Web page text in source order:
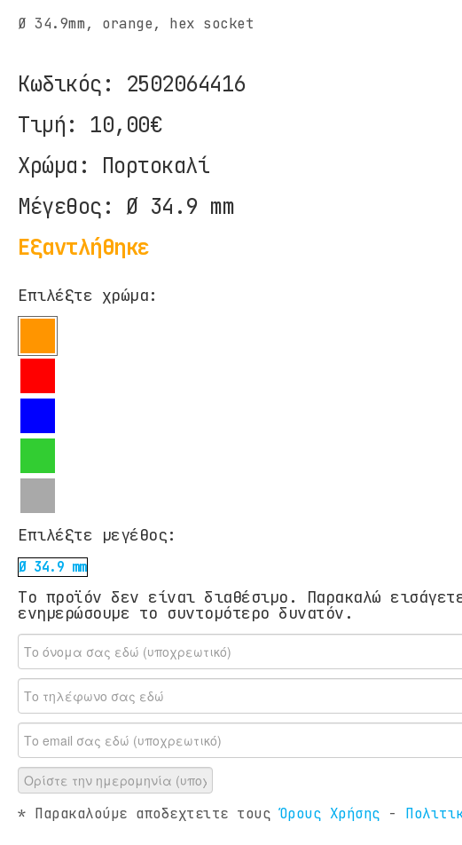
Ø 34.9mm, orange, hex socket
Κωδικός: 2502064416
Τιμή: 10,00€
Χρώμα: Πορτοκαλί
Μέγεθος: Ø 34.9 mm
Εξαντλήθηκε
Επιλέξτε χρώμα:
Επιλέξτε μεγέθος:
Ø 34.9 mm
Το προϊόν δεν είναι διαθέσιμο. Παρακαλώ
ενημερώσουμε το συντομότερο δυνατόν.
* Παρακαλούμε αποδεχτειτε τουςΌρους Χρήσης -
ΕΠΙΚΟΙΝΩΝΙΑ